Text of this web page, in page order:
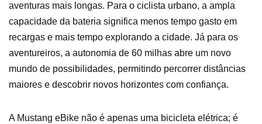
aventuras mais longas. Para o ciclista urbano, a ampla
capacidade da bateria significa menos tempo gasto em
recargas e mais tempo explorando a cidade. Já para os
aventureiros, a autonomia de 60 milhas abre um novo
mundo de possibilidades, permitindo percorrer distâncias
maiores e descobrir novos horizontes com confiança.
A Mustang eBike não é apenas uma bicicleta elétrica; é